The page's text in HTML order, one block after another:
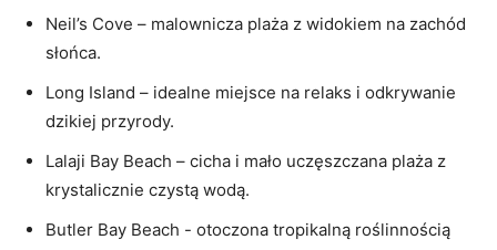
Neil’s Cove – malownicza plaża z ‌widokiem‍ na ⁣zachód
słońca.
Long Island – idealne miejsce na relaks i odkrywanie
dzikiej przyrody.
Lalaji Bay Beach – cicha i mało uczęszczana plaża z
krystalicznie czystą wodą.
Butler Bay Beach -⁣ otoczona tropikalną roślinnością